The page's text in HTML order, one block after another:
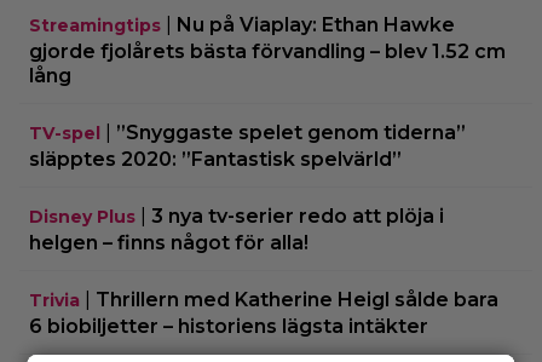
Streamingtips
Nu på Viaplay: Ethan Hawke
gjorde fjolårets bästa förvandling – blev 1.52 cm
lång
TV-spel
”Snyggaste spelet genom tiderna”
släpptes 2020: ”Fantastisk spelvärld”
Disney Plus
3 nya tv-serier redo att plöja i
helgen – finns något för alla!
Trivia
Thrillern med Katherine Heigl sålde bara
6 biobiljetter – historiens lägsta intäkter